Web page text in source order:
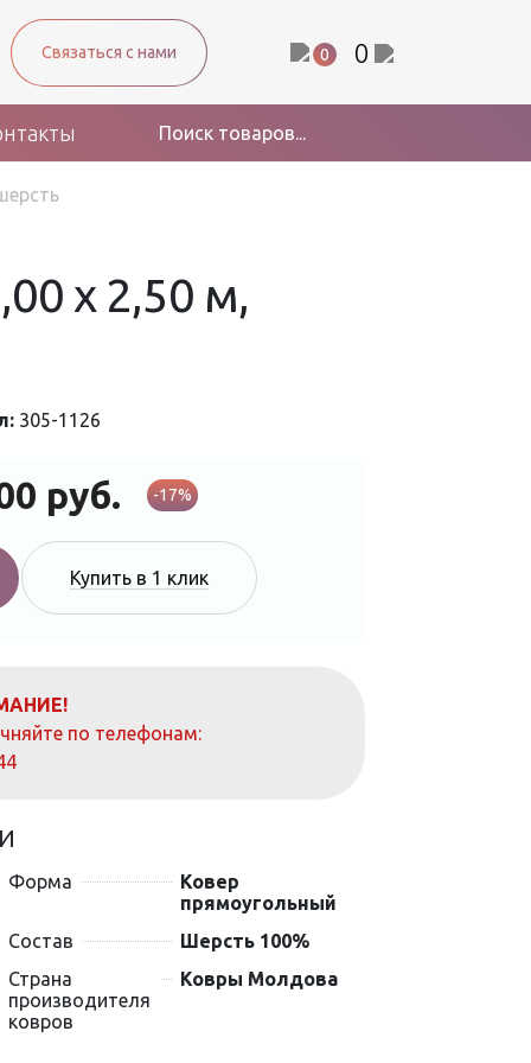
Связаться с нами 0 0
x 2,50 м,
305-1126
руб. -17%
Купить в 1 клик
по телефонам:
Форма
Ковер
прямоугольный
Состав
Шерсть 100%
Страна
производителя
ковров
Ковры Молдова